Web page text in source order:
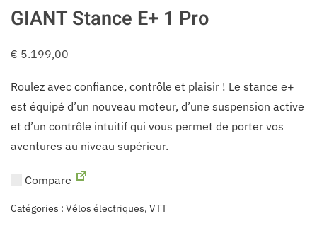
GIANT Stance E+ 1 Pro
€ 5.199,00
Roulez avec confiance, contrôle et plaisir ! Le stance e+
est équipé d’un nouveau moteur, d’une suspension active
et d’un contrôle intuitif qui vous permet de porter vos
aventures au niveau supérieur.
Compare
Catégories : Vélos électriques, VTT